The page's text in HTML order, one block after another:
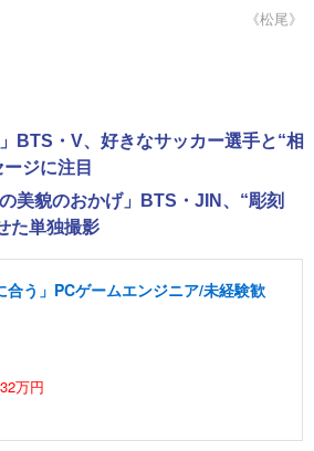
《松尾》
BTS・V、好きなサッカー選手と“相
ジに注目
美貌のおかげ」BTS・JIN、“彫刻
た単独撮影
合う」PCゲームエンジニア/未経験歓
万円